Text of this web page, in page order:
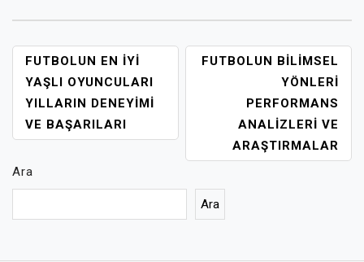
YAZI
GEZINMESI
FUTBOLUN EN İYI
YAŞLI OYUNCULARI
YILLARIN DENEYIMI
VE BAŞARILARI
FUTBOLUN BILIMSEL
YÖNLERI
PERFORMANS
ANALIZLERI VE
ARAŞTIRMALAR
Ara
Ara